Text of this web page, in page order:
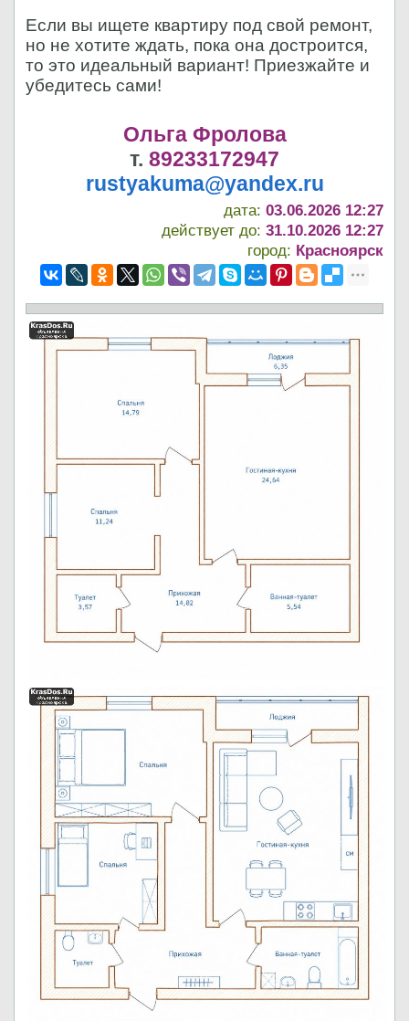
Если вы ищете квартиру под свой ремонт,
но не хотите ждать, пока она достроится,
то это идеальный вариант! Приезжайте и
убедитесь сами!
Ольга Фролова
т. 89233172947
rustyakuma@yandex.ru
дата:03.06.2026 12:27
действует до:31.10.2026 12:27
город: Красноярск